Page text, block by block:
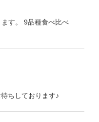
す。 9品種食べ比べ
ちしております♪